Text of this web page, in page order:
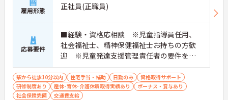
雇用形態 正社員(正職員)
応募要件
■経験・資格応相談 ※児童指導員任用、
社会福祉士、精神保健福祉士お持ちの方歓
迎 ※児童発達支援管理責任者の要件を満
たす方（研修受講済の方）・保育・教育・
福祉業界の経験がある方・相談支援・直接
支援の経験がある方歓迎
駅から徒歩10分以内 住宅手当・補助 日勤のみ
資格取得サポート
研修制度あり
産休･育休･介護休暇取得実績あり
ボーナス・賞与あり
社会保険完備
交通費支給